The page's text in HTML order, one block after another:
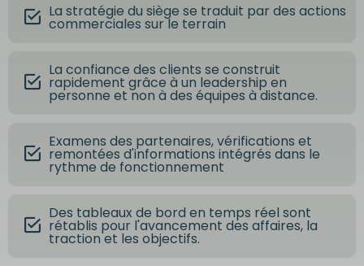
La stratégie du siège se traduit par des actions
commerciales sur le terrain
La confiance des clients se construit
rapidement grâce à un leadership en
personne et non à des équipes à distance.
Examens des partenaires, vérifications et
remontées d'informations intégrés dans le
rythme de fonctionnement
Des tableaux de bord en temps réel sont
rétablis pour l'avancement des affaires, la
traction et les objectifs.